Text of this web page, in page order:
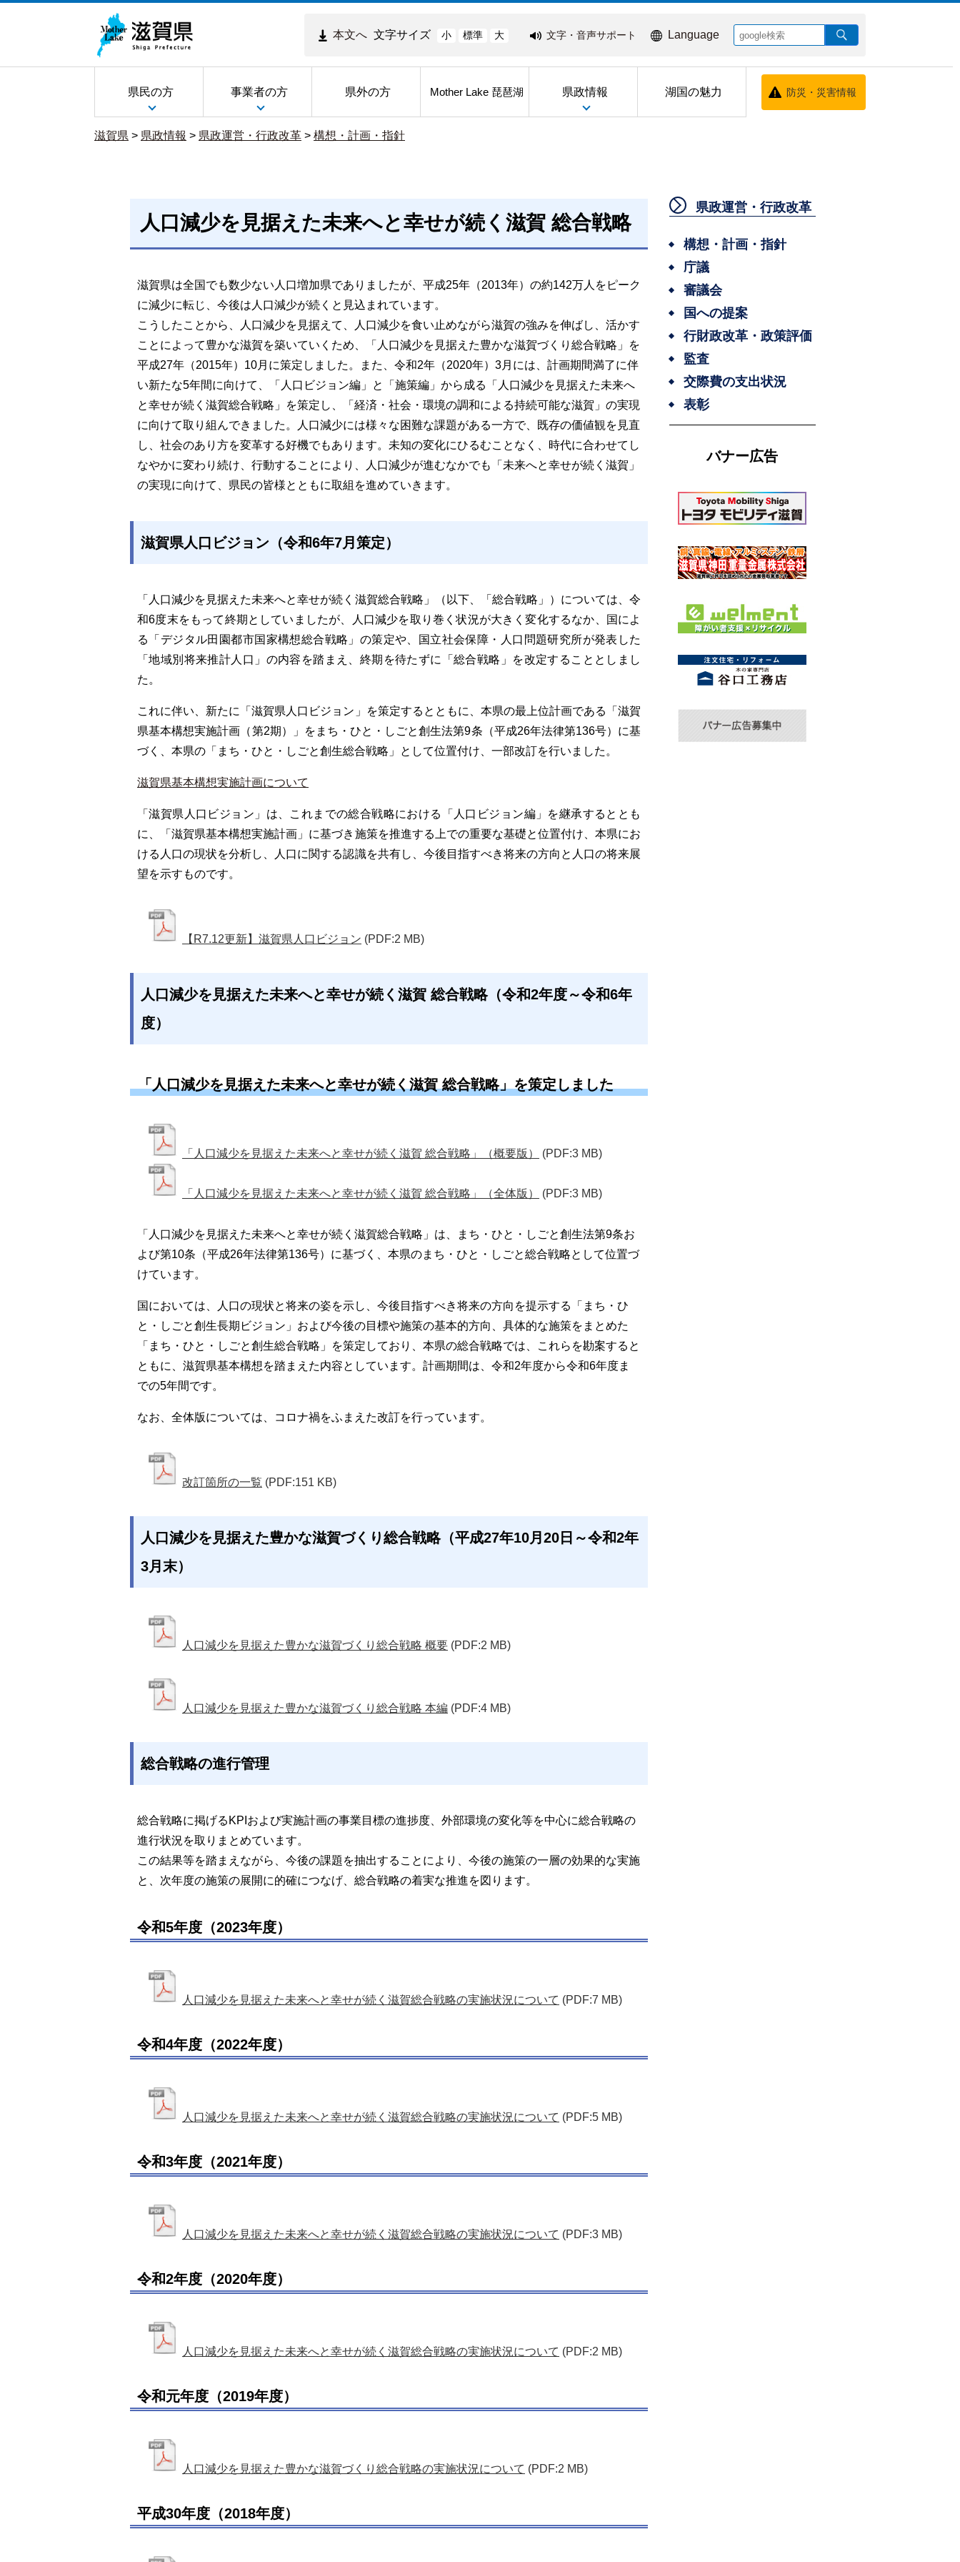
本文へ 文字サイズ 小 標準 大 文字・音声サポート Language
県民の方 事業者の方 県外の方 Mother Lake 琵琶湖 県政情報 湖国の魅力 防災・災害情報
滋賀県 > 県政情報 > 県政運営・行政改革 > 構想・計画・指針
人口減少を見据えた未来へと幸せが続く滋賀 総合戦略
滋賀県は全国でも数少ない人口増加県でありましたが、平成25年（2013年）の約142万人をピーク
に減少に転じ、今後は人口減少が続くと見込まれています。
こうしたことから、人口減少を見据えて、人口減少を食い止めながら滋賀の強みを伸ばし、活かす
ことによって豊かな滋賀を築いていくため、「人口減少を見据えた豊かな滋賀づくり総合戦略」を
平成27年（2015年）10月に策定しました。また、令和2年（2020年）3月には、計画期間満了に伴
い新たな5年間に向けて、「人口ビジョン編」と「施策編」から成る「人口減少を見据えた未来へ
と幸せが続く滋賀総合戦略」を策定し、「経済・社会・環境の調和による持続可能な滋賀」の実現
に向けて取り組んできました。人口減少には様々な困難な課題がある一方で、既存の価値観を見直
し、社会のあり方を変革する好機でもあります。未知の変化にひるむことなく、時代に合わせてし
なやかに変わり続け、行動することにより、人口減少が進むなかでも「未来へと幸せが続く滋賀」
の実現に向けて、県民の皆様とともに取組を進めていきます。
滋賀県人口ビジョン（令和6年7月策定）
「人口減少を見据えた未来へと幸せが続く滋賀総合戦略」（以下、「総合戦略」）については、令
和6度末をもって終期としていましたが、人口減少を取り巻く状況が大きく変化するなか、国によ
る「デジタル田園都市国家構想総合戦略」の策定や、国立社会保障・人口問題研究所が発表した
「地域別将来推計人口」の内容を踏まえ、終期を待たずに「総合戦略」を改定することとしまし
た。
これに伴い、新たに「滋賀県人口ビジョン」を策定するとともに、本県の最上位計画である「滋賀
県基本構想実施計画（第2期）」をまち・ひと・しごと創生法第9条（平成26年法律第136号）に基
づく、本県の「まち・ひと・しごと創生総合戦略」として位置付け、一部改訂を行いました。
滋賀県基本構想実施計画について
「滋賀県人口ビジョン」は、これまでの総合戦略における「人口ビジョン編」を継承するととも
に、「滋賀県基本構想実施計画」に基づき施策を推進する上での重要な基礎と位置付け、本県にお
ける人口の現状を分析し、人口に関する認識を共有し、今後目指すべき将来の方向と人口の将来展
望を示すものです。
【R7.12更新】滋賀県人口ビジョン (PDF:2 MB)
人口減少を見据えた未来へと幸せが続く滋賀 総合戦略（令和2年度～令和6年
度）
「人口減少を見据えた未来へと幸せが続く滋賀 総合戦略」を策定しました
「人口減少を見据えた未来へと幸せが続く滋賀 総合戦略」（概要版） (PDF:3 MB)
「人口減少を見据えた未来へと幸せが続く滋賀 総合戦略」（全体版） (PDF:3 MB)
「人口減少を見据えた未来へと幸せが続く滋賀総合戦略」は、まち・ひと・しごと創生法第9条お
よび第10条（平成26年法律第136号）に基づく、本県のまち・ひと・しごと総合戦略として位置づ
けています。
国においては、人口の現状と将来の姿を示し、今後目指すべき将来の方向を提示する「まち・ひ
と・しごと創生長期ビジョン」および今後の目標や施策の基本的方向、具体的な施策をまとめた
「まち・ひと・しごと創生総合戦略」を策定しており、本県の総合戦略では、これらを勘案すると
ともに、滋賀県基本構想を踏まえた内容としています。計画期間は、令和2年度から令和6年度ま
での5年間です。
なお、全体版については、コロナ禍をふまえた改訂を行っています。
改訂箇所の一覧 (PDF:151 KB)
人口減少を見据えた豊かな滋賀づくり総合戦略（平成27年10月20日～令和2年
3月末）
人口減少を見据えた豊かな滋賀づくり総合戦略 概要 (PDF:2 MB)
人口減少を見据えた豊かな滋賀づくり総合戦略 本編 (PDF:4 MB)
総合戦略の進行管理
総合戦略に掲げるKPIおよび実施計画の事業目標の進捗度、外部環境の変化等を中心に総合戦略の
進行状況を取りまとめています。
この結果等を踏まえながら、今後の課題を抽出することにより、今後の施策の一層の効果的な実施
と、次年度の施策の展開に的確につなげ、総合戦略の着実な推進を図ります。
令和5年度（2023年度）
人口減少を見据えた未来へと幸せが続く滋賀総合戦略の実施状況について (PDF:7 MB)
令和4年度（2022年度）
人口減少を見据えた未来へと幸せが続く滋賀総合戦略の実施状況について (PDF:5 MB)
令和3年度（2021年度）
人口減少を見据えた未来へと幸せが続く滋賀総合戦略の実施状況について (PDF:3 MB)
令和2年度（2020年度）
人口減少を見据えた未来へと幸せが続く滋賀総合戦略の実施状況について (PDF:2 MB)
令和元年度（2019年度）
人口減少を見据えた豊かな滋賀づくり総合戦略の実施状況について (PDF:2 MB)
平成30年度（2018年度）
県政運営・行政改革
構想・計画・指針
庁議
審議会
国への提案
行財政改革・政策評価
監査
交際費の支出状況
表彰
バナー広告